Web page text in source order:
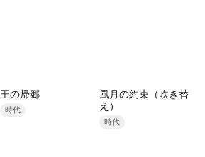
王の帰郷
時代
風月の約束（吹き替
え）
時代